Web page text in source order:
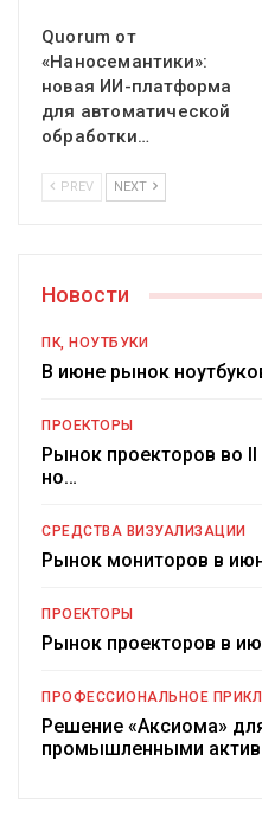
Quorum от
«Наносемантики»:
новая ИИ-платформа
для автоматической
обработки…
PREV NEXT
Новости
ПК, НОУТБУКИ
В июне рынок
ПРОЕКТОРЫ
Рынок проекторов во
но…
СРЕДСТВА ВИЗУАЛИЗАЦИИ
Рынок мониторов в
ПРОЕКТОРЫ
Рынок проекторов в
ПРОФЕССИОНАЛЬНОЕ
Решение «Аксиома»
промышленными